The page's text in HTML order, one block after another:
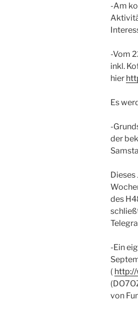
-Am
-Vom
inkl.
hier
Es
-
der
Dieses
des
-Ein
(
von